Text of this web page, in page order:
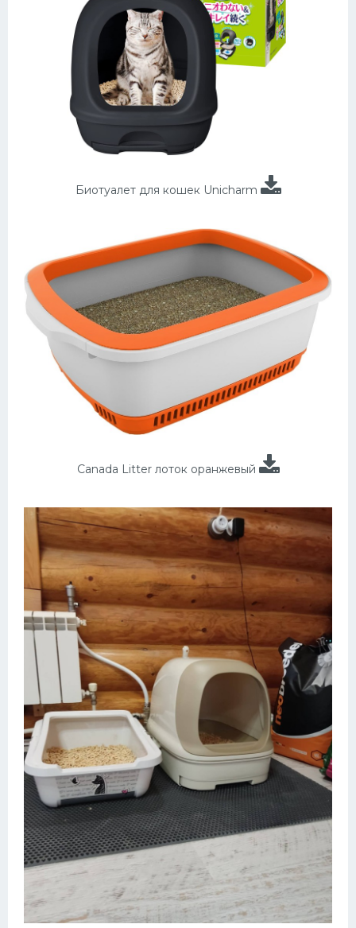
Биотуалет для кошек Unicharm
Canada Litter лоток оранжевый